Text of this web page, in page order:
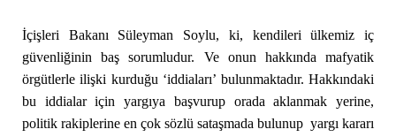
İçişleri Bakanı Süleyman Soylu, ki, kendileri ülkemiz iç
güvenliğinin baş sorumludur. Ve onun hakkında mafyatik
örgütlerle ilişki kurduğu ‘iddiaları’ bulunmaktadır. Hakkındaki
bu iddialar için yargıya başvurup orada aklanmak yerine,
politik rakiplerine en çok sözlü sataşmada bulunup yargı kararı